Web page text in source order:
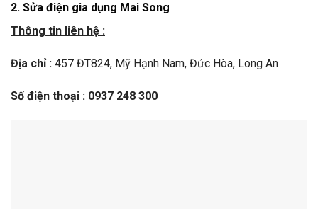
2. Sửa điện gia dụng Mai Song
Thông tin liên hệ :
Địa chỉ : 457 ĐT824, Mỹ Hạnh Nam, Đức Hòa, Long An
Số điện thoại : 0937 248 300